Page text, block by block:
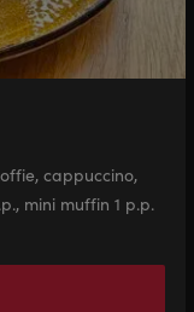
cappuccino,
mini muffin 1 p.p.